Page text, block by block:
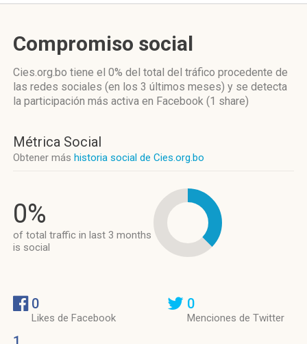
Compromiso social
Cies.org.bo tiene el 0% del total del tráfico procedente de
las redes sociales (en los 3 últimos meses) y se detecta
la participación más activa en Facebook (1 share)
Métrica Social
Obtener más historia social de Cies.org.bo
0%
of total traffic in last 3 months
is social
0
Likes de Facebook
0
Menciones de Twitter